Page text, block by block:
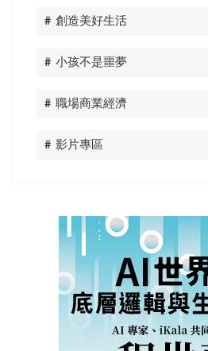
# 創造美好生活
# 小孩不是噩夢
# 職場商業經濟
# 影片專區